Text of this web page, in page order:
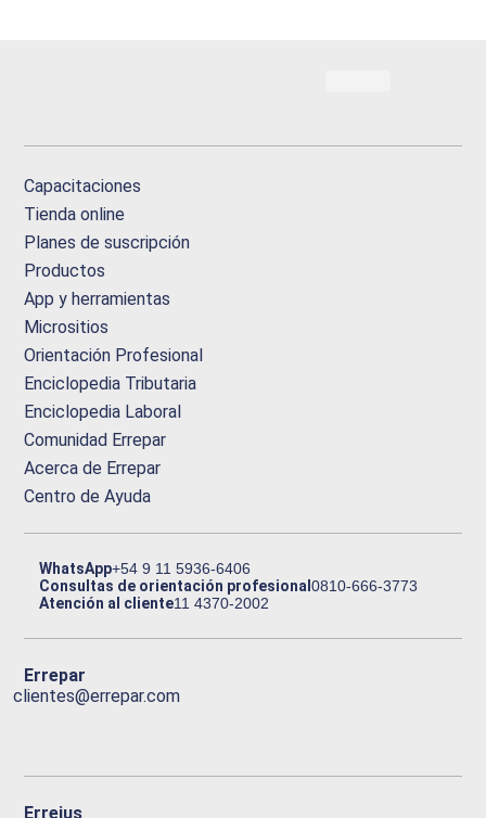
Capacitaciones
Tienda online
Planes de suscripción
Productos
App y herramientas
Micrositios
Orientación Profesional
Enciclopedia Tributaria
Enciclopedia Laboral
Comunidad Errepar
Acerca de Errepar
Centro de Ayuda
WhatsApp+54 9 11 5936-6406
Consultas de orientación profesional0810-666-3773
Atención al cliente11 4370-2002
Errepar
clientes@errepar.com
Erreius